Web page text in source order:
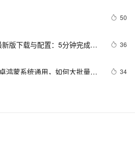
50
版下载与配置：5分钟完成企
36
鸿蒙系统通用，如何大批量导
机电话本
34
多表数据分析
工具连接不上的解决办